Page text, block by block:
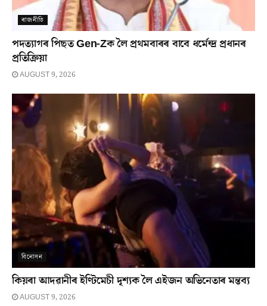
ৰাজনীতি
পদত্যাগৰ পিছত Gen-Zক লৈ প্ৰথমবাৰৰ বাবে ধৰ্মেন্দ্ৰ প্ৰধানৰ
প্ৰতিক্ৰিয়া
AUGUST 9, 2026
বিনোদন
কিয়ৰা আদৱানীৰ ইণ্টিমেচী দৃশ্যক লৈ এইজন অভিনেতাৰ মন্তব্য
AUGUST 9, 2026